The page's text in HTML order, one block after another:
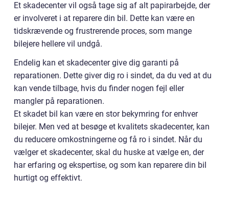
Et skadecenter vil også tage sig af alt papirarbejde, der
er involveret i at reparere din bil. Dette kan være en
tidskrævende og frustrerende proces, som mange
bilejere hellere vil undgå.
Endelig kan et skadecenter give dig garanti på
reparationen. Dette giver dig ro i sindet, da du ved at du
kan vende tilbage, hvis du finder nogen fejl eller
mangler på reparationen.
Et skadet bil kan være en stor bekymring for enhver
bilejer. Men ved at besøge et kvalitets skadecenter, kan
du reducere omkostningerne og få ro i sindet. Når du
vælger et skadecenter, skal du huske at vælge en, der
har erfaring og ekspertise, og som kan reparere din bil
hurtigt og effektivt.